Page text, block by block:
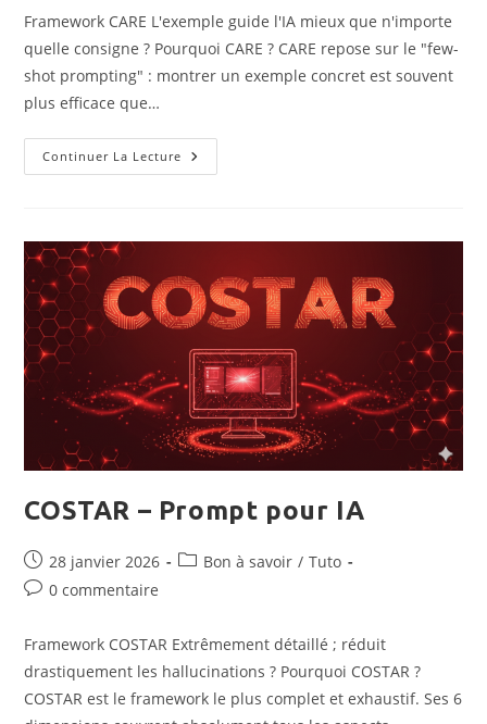
la
publication :
Framework CARE L'exemple guide l'IA mieux que n'importe
quelle consigne ? Pourquoi CARE ? CARE repose sur le "few-
shot prompting" : montrer un exemple concret est souvent
plus efficace que…
Continuer La Lecture CARE
–
COSTAR – Prompt pour IA
Publication
publiée :
28 janvier 2026
PostBon à savoir / Tuto
Commentaires
publication :
0 commentaire
Framework COSTAR Extrêmement détaillé ; réduit
drastiquement les hallucinations ? Pourquoi COSTAR ?
COSTAR est le framework le plus complet et exhaustif. Ses 6